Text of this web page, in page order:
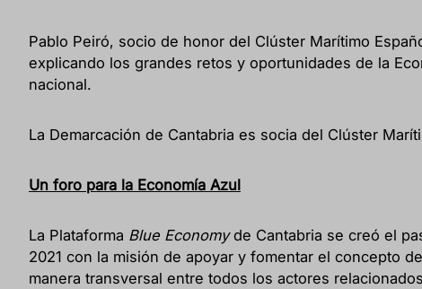
Pablo Peiró, socio de honor del Clúster Marítimo
explicando los grandes retos y oportunidades de la
nacional.
La Demarcación de Cantabria es socia del Clúster
Un foro para la Economía Azul
La Plataforma Blue Economyde Cantabria se creó el
2021 con la misión de apoyar y fomentar el concepto
manera transversal entre todos los actores